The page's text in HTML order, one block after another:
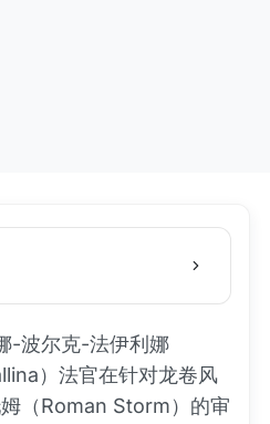
-波尔克-法伊利娜
）法官在针对龙卷风
（Roman Storm）的审